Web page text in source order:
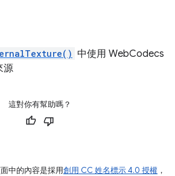
中使用 WebCodecs
源
這對你有幫助嗎？
中的內容是採用創用 CC 姓名標示 4.0 授權 ，